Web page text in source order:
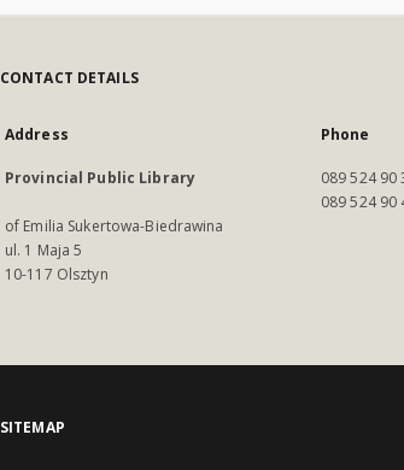
CONTACT DETAILS
Address
Provincial Public Library
of Emilia Sukertowa-Biedrawina
ul. 1 Maja 5
10-117 Olsztyn
Phone
089 524 90
089 524 90
SITEMAP